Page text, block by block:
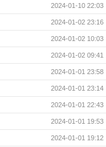
2024-01-10 22:03
2024-01-02 23:16
2024-01-02 10:03
2024-01-02 09:41
2024-01-01 23:58
2024-01-01 23:14
2024-01-01 22:43
2024-01-01 19:53
2024-01-01 19:12